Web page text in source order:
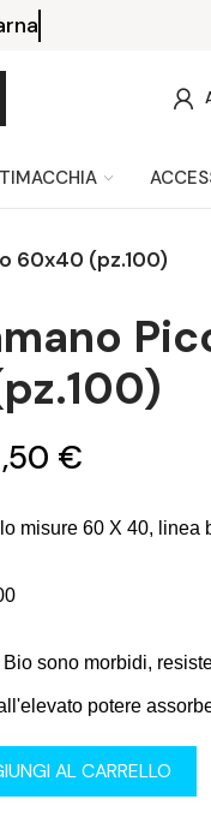
con PayPal o
60x40 (pz.100)
€
misure 60 X 40, linea
Bio sono morbidi,
potere
AL CARRELLO